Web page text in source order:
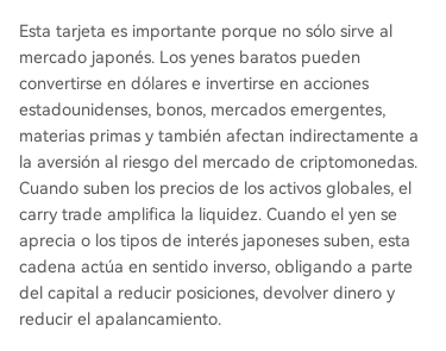
Esta tarjeta es importante porque no sólo sirve al
mercado japonés. Los yenes baratos pueden
convertirse en dólares e invertirse en acciones
estadounidenses, bonos, mercados emergentes,
materias primas y también afectan indirectamente a
la aversión al riesgo del mercado de criptomonedas.
Cuando suben los precios de los activos globales, el
carry trade amplifica la liquidez. Cuando el yen se
aprecia o los tipos de interés japoneses suben, esta
cadena actúa en sentido inverso, obligando a parte
del capital a reducir posiciones, devolver dinero y
reducir el apalancamiento.